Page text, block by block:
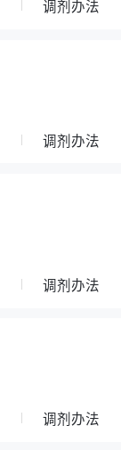
调剂办法
调剂办法
调剂办法
调剂办法